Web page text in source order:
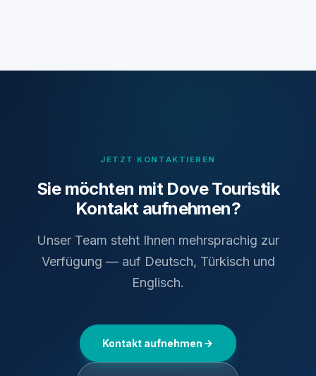
JETZT KONTAKTIEREN
Sie möchten mit Dove Touristik
Kontakt aufnehmen?
Unser Team steht Ihnen mehrsprachig zur
Verfügung — auf Deutsch, Türkisch und
Englisch.
Kontakt aufnehmen